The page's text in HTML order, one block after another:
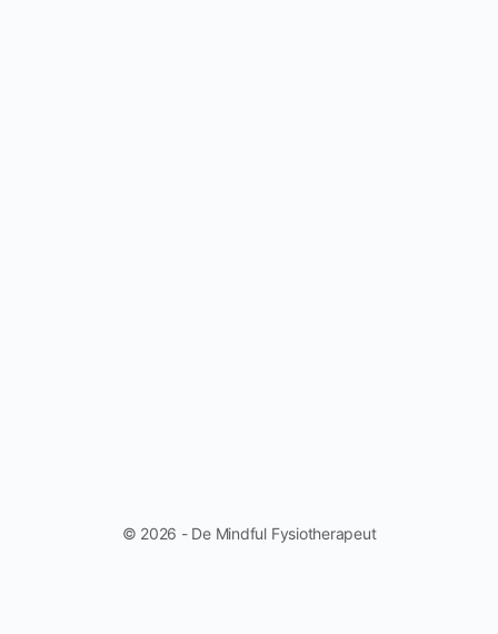
© 2026 - De Mindful Fysiotherapeut